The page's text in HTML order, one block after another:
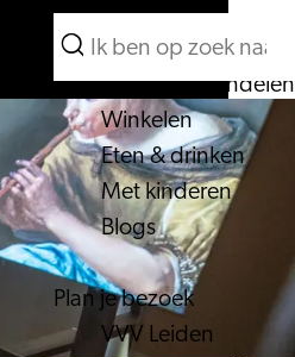
Menu
Zoeken
Wat te doen
Vanaf het water
Fietsen & wandelen
Winkelen
Eten & drinken
Met kinderen
Blogs
Plan je bezoek
VVV Leiden
Zoeken